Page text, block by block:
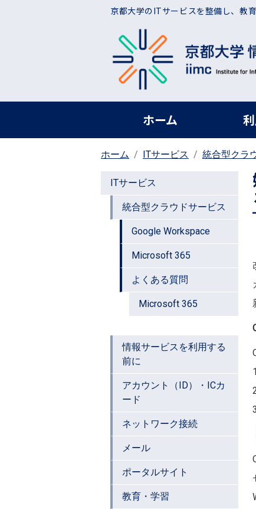
京都大学のITサービスを整備し、教
ヘッダー グロー
ホーム
ホーム ITサービス 統合型クラ
ITサービス
統合型クラウドサービス
Google Workspace
Microsoft 365
よくある質問
Microsoft 365
情報サービスを利用する
前に
アカウント（ID）・ICカ
ード
ネットワーク接続
メール
ポータルサイト
教育・学習